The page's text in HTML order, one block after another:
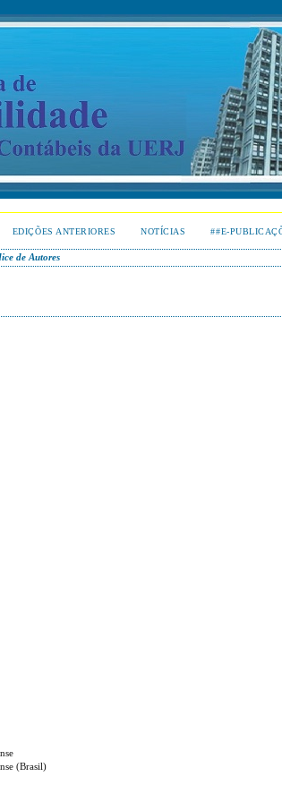
EDIÇÕES ANTERIORES NOTÍCIAS ##E-
de Autores
(Brasil)